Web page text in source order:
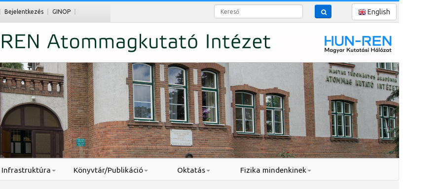
Bejelentkezés GINOP Kereső English
Infrastruktúra Könyvtár/Publikáció Oktatás Fizika mindenkinek